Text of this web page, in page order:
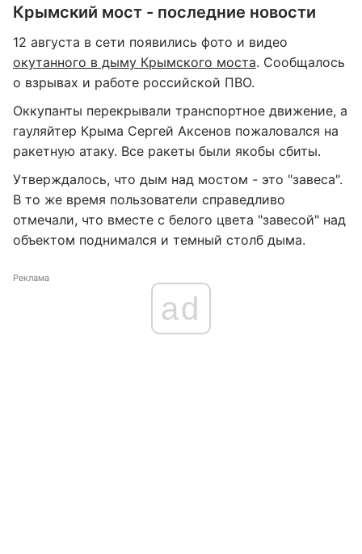
Крымский мост - последние новости
12 августа в сети появились фото и видео
окутанного в дыму Крымского моста. Сообщалось
о взрывах и работе российской ПВО.
Оккупанты перекрывали транспортное движение, а
гауляйтер Крыма Сергей Аксенов пожаловался на
ракетную атаку. Все ракеты были якобы сбиты.
Утверждалось, что дым над мостом - это "завеса".
В то же время пользователи справедливо
отмечали, что вместе с белого цвета "завесой" над
объектом поднимался и темный столб дыма.
Реклама
ad